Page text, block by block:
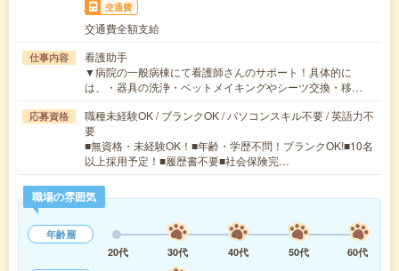
交通費
交通費全額支給
仕事内容
看護助手
▼病院の一般病棟にて看護師さんのサポート！具体的に
は、・器具の洗浄・ベットメイキングやシーツ交換・移…
応募資格
職種未経験OK / ブランクOK / パソコンスキル不要 / 英語力不
要
■無資格・未経験OK！■年齢・学歴不問！ブランクOK!■10名
以上採用予定！■履歴書不要■社会保険完…
職場の雰囲気
年齢層
20代
30代 40代 50代
60代